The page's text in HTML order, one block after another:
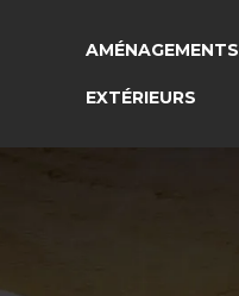
AMÉNAGEMENTS
EXTÉRIEURS